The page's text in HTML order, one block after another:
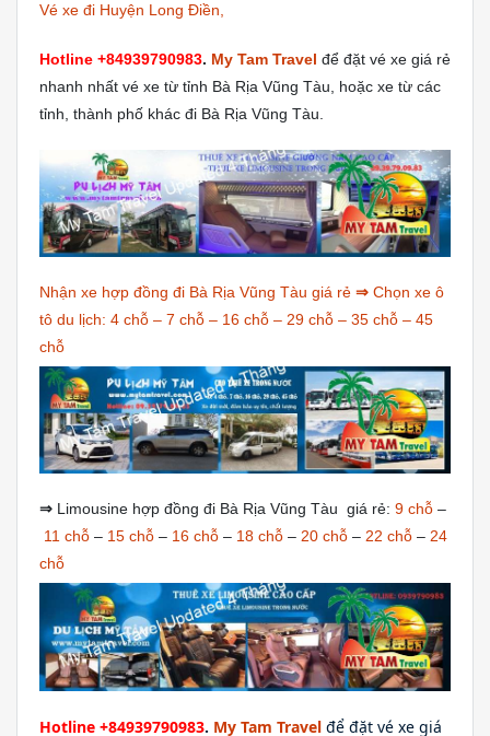
Vé xe đi Huyện Long Điền,
Hotline +84939790983. My Tam Travel để đặt vé xe giá rẻ
nhanh nhất vé xe từ tỉnh Bà Rịa Vũng Tàu, hoặc xe từ các
tỉnh, thành phố khác đi Bà Rịa Vũng Tàu.
Nhận xe hợp đồng đi Bà Rịa Vũng Tàu giá rẻ ⇒ Chọn xe ô
tô du lịch: 4 chỗ – 7 chỗ – 16 chỗ – 29 chỗ – 35 chỗ – 45
chỗ
⇒ Limousine hợp đồng đi Bà Rịa Vũng Tàu giá rẻ: 9 chỗ –
11 chỗ – 15 chỗ – 16 chỗ – 18 chỗ – 20 chỗ – 22 chỗ – 24
chỗ
Hotline +84939790983. My Tam Travel để đặt vé xe giá